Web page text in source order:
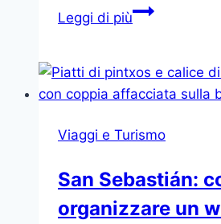
Leggi di piùSan
Viaggio
nel
delle
Viaggi e Turismo
San Sebastián:
organizzare un